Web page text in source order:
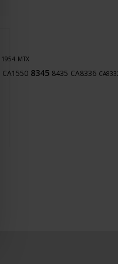
1954 MTX
CA1550 8345 8435 CA8336